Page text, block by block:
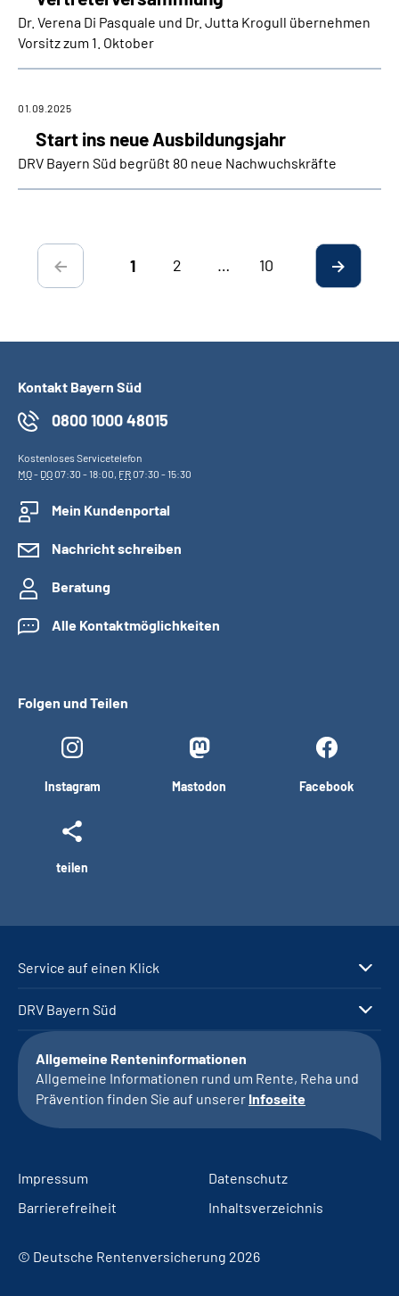
Dr. Verena Di Pasquale und Dr. Jutta Krogull übernehmen
Vorsitz zum 1. Oktober
Start ins neue Ausbildungsjahr
01.09.2025
DRV Bayern Süd begrüßt 80 neue Nachwuchskräfte
1 2 … 10
Kontakt Bayern Süd
0800 1000 48015
Kostenloses Servicetelefon
MO- DO07:30 - 18:00, FR07:30 - 15:30
Mein Kundenportal
Nachricht schreiben
Beratung
Alle Kontaktmöglichkeiten
Folgen und Teilen
Instagram Mastodon Facebook
teilen
Service auf einen Klick
DRV Bayern Süd
Allgemeine Renteninformationen
Allgemeine Informationen rund um Rente, Reha und
Prävention finden Sie auf unserer Infoseite
Impressum
Datenschutz
Barrierefreiheit
Inhaltsverzeichnis
© Deutsche Rentenversicherung 2026